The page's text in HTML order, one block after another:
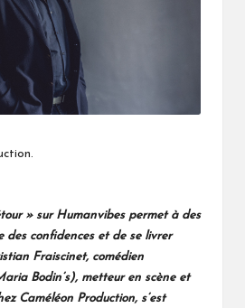
» sur Humanvibes permet à des
des confidences et de se livrer
Fraiscinet, comédien
Bodin’s), metteur en scène et
Caméléon Production, s’est